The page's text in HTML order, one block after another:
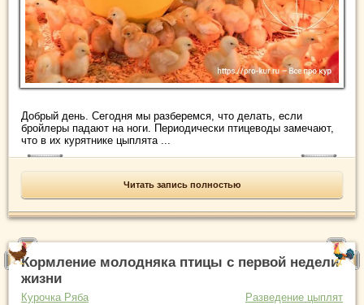
Добрый день. Сегодня мы разберемся, что делать, если
бройлеры падают на ноги. Периодически птицеводы замечают,
что в их курятнике цыплята ...
Читать запись полностью
Кормление молодняка птицы с первой недели
жизни
Курочка Ряба Разведение цыплят